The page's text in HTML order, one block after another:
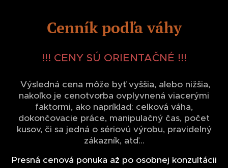
Cenník podľa váhy
!!! CENY SÚ ORIENTAČNÉ !!!
Výsledná cena môže byť vyššia, alebo nižšia,
nakoľko je cenotvorba ovplyvnená viacerými
faktormi, ako napríklad: celková váha,
dokončovacie práce, manipulačný čas, počet
kusov, či sa jedná o sériovú výrobu, pravidelný
zákazník, atď...
Presná cenová ponuka až po osobnej konzultácii